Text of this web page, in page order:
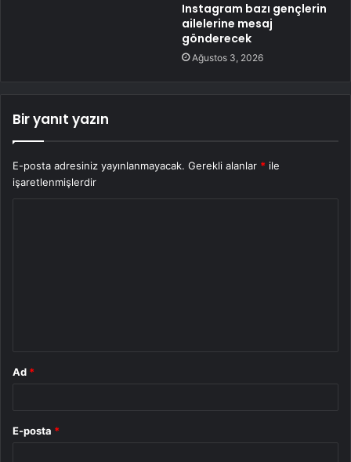
Instagram bazı gençlerin
ailelerine mesaj
gönderecek
Ağustos 3, 2026
Bir yanıt yazın
E-posta adresiniz yayınlanmayacak. Gerekli alanlar * ile
işaretlenmişlerdir
Ad *
E-posta *